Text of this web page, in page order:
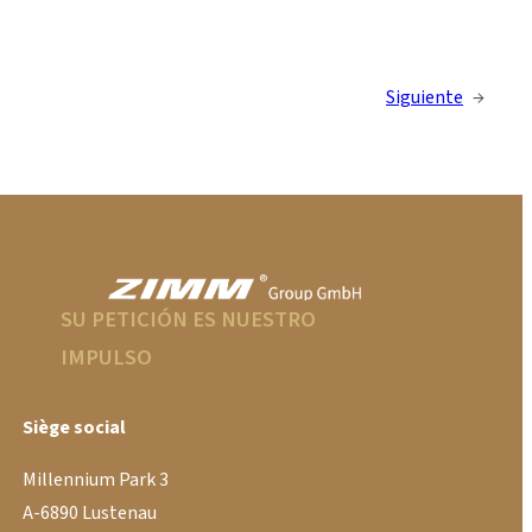
Siguiente →
SU PETICIÓN ES NUESTRO
IMPULSO
Siège social
Millennium Park 3
A-6890 Lustenau